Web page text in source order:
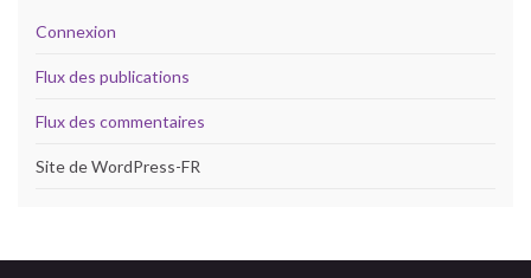
Connexion
Flux des publications
Flux des commentaires
Site de WordPress-FR